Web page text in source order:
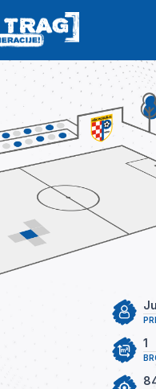
Skip to main
1